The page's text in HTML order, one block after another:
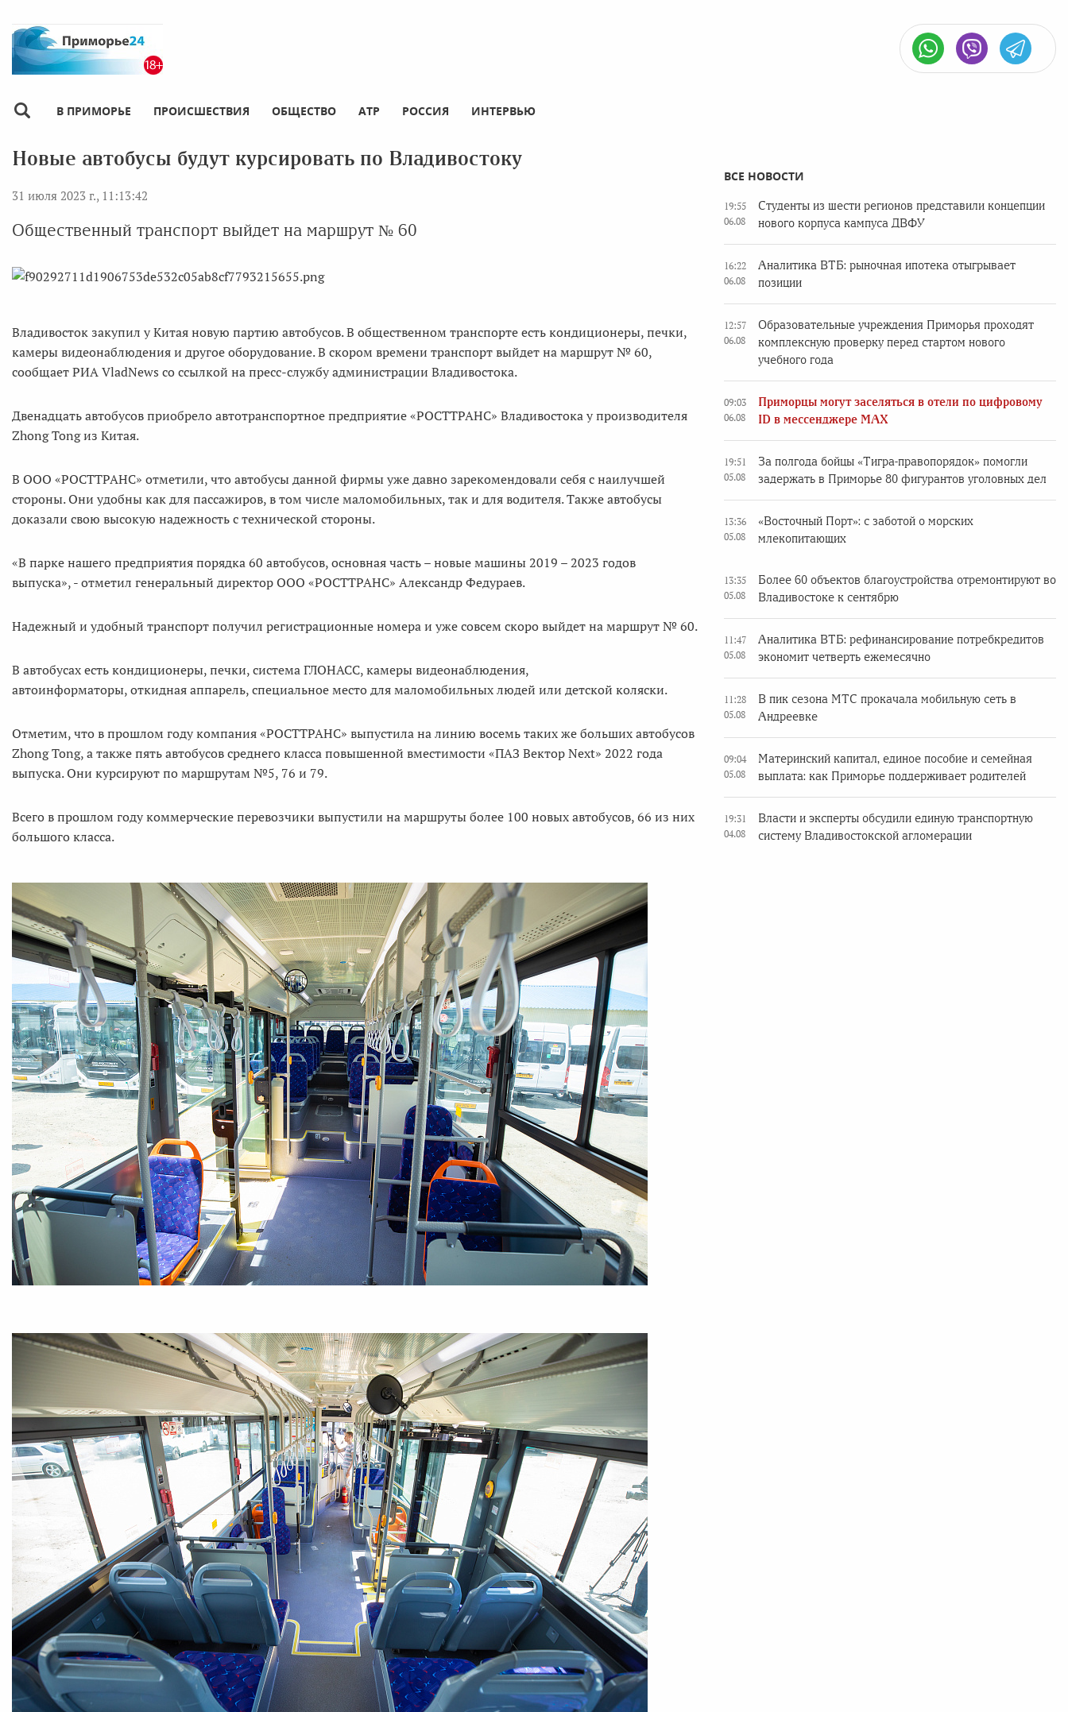
В ПРИМОРЬЕ ПРОИСШЕСТВИЯ ОБЩЕСТВО АТР РОССИЯ ИНТЕРВЬЮ
Новые автобусы будут курсировать по Владивостоку
31 июля 2023 г., 11:13:42
Общественный транспорт выйдет на маршрут № 60
Владивосток закупил у Китая новую партию автобусов. В общественном транспорте есть кондиционеры, печки,
камеры видеонаблюдения и другое оборудование. В скором времени транспорт выйдет на маршрут № 60,
сообщает РИА VladNews со ссылкой на пресс-службу администрации Владивостока.
Двенадцать автобусов приобрело автотранспортное предприятие «РОСТТРАНС» Владивостока у производителя
Zhong Tong из Китая.
В ООО «РОСТТРАНС» отметили, что автобусы данной фирмы уже давно зарекомендовали себя с наилучшей
стороны. Они удобны как для пассажиров, в том числе маломобильных, так и для водителя. Также автобусы
доказали свою высокую надежность с технической стороны.
«В парке нашего предприятия порядка 60 автобусов, основная часть – новые машины 2019 – 2023 годов
выпуска», - отметил генеральный директор ООО «РОСТТРАНС» Александр Федураев.
Надежный и удобный транспорт получил регистрационные номера и уже совсем скоро выйдет на маршрут № 60.
В автобусах есть кондиционеры, печки, система ГЛОНАСС, камеры видеонаблюдения,
автоинформаторы, откидная аппарель, специальное место для маломобильных людей или детской коляски.
Отметим, что в прошлом году компания «РОСТТРАНС» выпустила на линию восемь таких же больших автобусов
Zhong Tong, а также пять автобусов среднего класса повышенной вместимости «ПАЗ Вектор Next» 2022 года
выпуска. Они курсируют по маршрутам №5, 76 и 79.
Всего в прошлом году коммерческие перевозчики выпустили на маршруты более 100 новых автобусов, 66 из них
большого класса.
ВСЕ НОВОСТИ
19:55
06.08
Студенты из шести регионов представили концепции
нового корпуса кампуса ДВФУ
16:22
06.08
Аналитика ВТБ: рыночная ипотека отыгрывает
позиции
12:57
06.08
Образовательные учреждения Приморья проходят
комплексную проверку перед стартом нового
учебного года
09:03
06.08
Приморцы могут заселяться в отели по цифровому
ID в мессенджере MAX
19:51
05.08
За полгода бойцы «Тигра-правопорядок» помогли
задержать в Приморье 80 фигурантов уголовных дел
13:36
05.08
«Восточный Порт»: с заботой о морских
млекопитающих
13:35
05.08
Более 60 объектов благоустройства отремонтируют во
Владивостоке к сентябрю
11:47
05.08
Аналитика ВТБ: рефинансирование потребкредитов
экономит четверть ежемесячно
11:28
05.08
В пик сезона МТС прокачала мобильную сеть в
Андреевке
09:04
05.08
Материнский капитал, единое пособие и семейная
выплата: как Приморье поддерживает родителей
19:31
04.08
Власти и эксперты обсудили единую транспортную
систему Владивостокской агломерации